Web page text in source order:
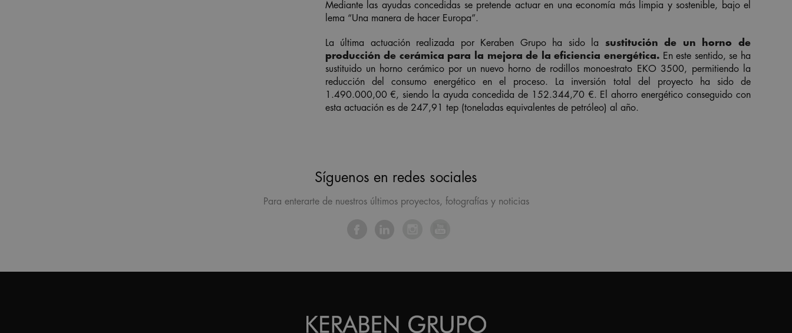
Mediante las ayudas concedidas se pretende actuar en una economía más limpia y sostenible, bajo el
lema “Una manera de hacer Europa”.
La última actuación realizada por Keraben Grupo ha sido la sustitución de un horno de
producción de cerámica para la mejora de la eficiencia energética. En este sentido, se ha
sustituido un horno cerámico por un nuevo horno de rodillos monoestrato EKO 3500, permitiendo la
reducción del consumo energético en el proceso. La inversión total del proyecto ha sido de
1.490.000,00 €, siendo la ayuda concedida de 152.344,70 €. El ahorro energético conseguido con
esta actuación es de 247,91 tep (toneladas equivalentes de petróleo) al año.
Síguenos en redes sociales
Para enterarte de nuestros últimos proyectos, fotografías y noticias